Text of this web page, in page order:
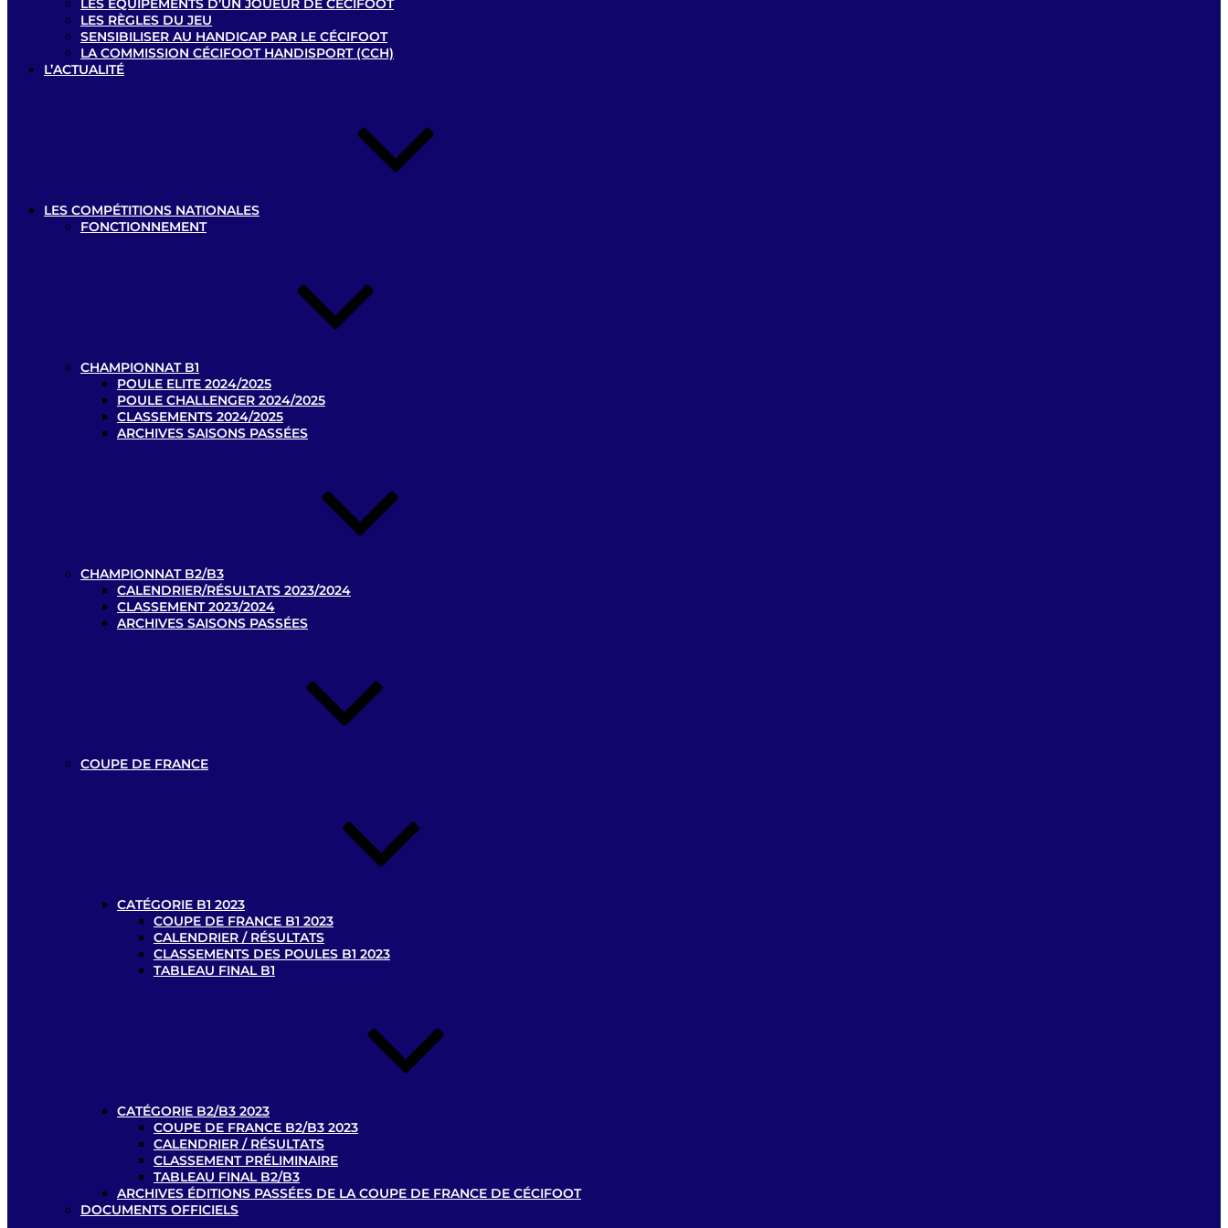
LES ÉQUIPEMENTS D’UN JOUEUR DE CÉCIFOOT
LES RÈGLES DU JEU
SENSIBILISER AU HANDICAP PAR LE CÉCIFOOT
LA COMMISSION CÉCIFOOT HANDISPORT (CCH)
L’ACTUALITÉ
LES COMPÉTITIONS NATIONALES
FONCTIONNEMENT
CHAMPIONNAT B1
POULE ELITE 2024/2025
POULE CHALLENGER 2024/2025
CLASSEMENTS 2024/2025
ARCHIVES SAISONS PASSÉES
CHAMPIONNAT B2/B3
CALENDRIER/RÉSULTATS 2023/2024
CLASSEMENT 2023/2024
ARCHIVES SAISONS PASSÉES
COUPE DE FRANCE
CATÉGORIE B1 2023
COUPE DE FRANCE B1 2023
CALENDRIER / RÉSULTATS
CLASSEMENTS DES POULES B1 2023
TABLEAU FINAL B1
CATÉGORIE B2/B3 2023
COUPE DE FRANCE B2/B3 2023
CALENDRIER / RÉSULTATS
CLASSEMENT PRÉLIMINAIRE
TABLEAU FINAL B2/B3
ARCHIVES ÉDITIONS PASSÉES DE LA COUPE DE FRANCE DE CÉCIFOOT
DOCUMENTS OFFICIELS